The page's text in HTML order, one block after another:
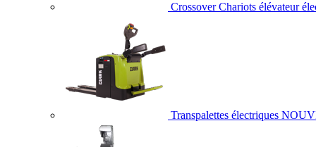
Crossover Chariots élévateur
Transpalettes électriques